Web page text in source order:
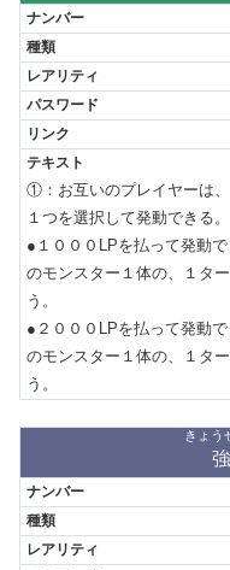
①：お互いのプレイヤーは
１つを選択して発動できる。
●１０００LPを払って発動
のモンスター１体の、１タ
う。
●２０００LPを払って発動
のモンスター１体の、１タ
う。
きょう